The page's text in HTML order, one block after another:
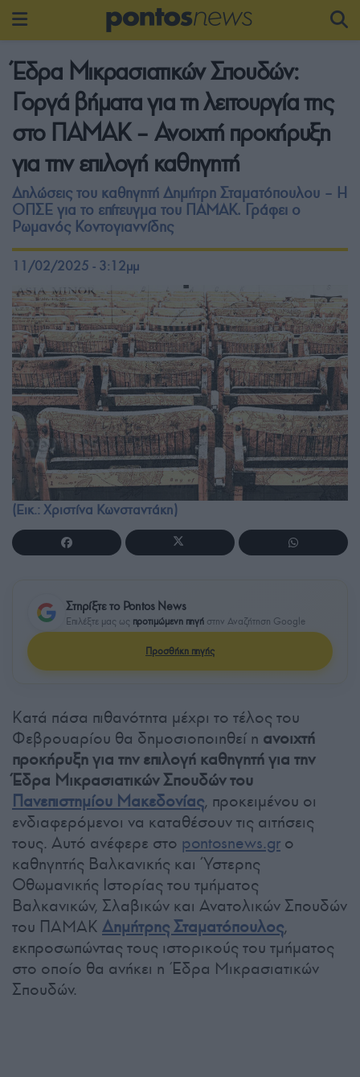
Έδρα Μικρασιατικών Σπουδών:
Γοργά βήματα για τη λειτουργία της
στο ΠΑΜΑΚ – Ανοιχτή προκήρυξη
για την επιλογή καθηγητή
Δηλώσεις του καθηγητή Δημήτρη Σταματόπουλου – Η
ΟΠΣΕ για το επίτευγμα του ΠΑΜΑΚ. Γράφει ο
Ρωμανός Κοντογιαννίδης
11/02/2025 - 3:12μμ
(Εικ.: Χριστίνα Κωνσταντάκη)
Στηρίξτε το Pontos News
Επιλέξτε μας ως προτιμώμενη πηγή στην Αναζήτηση Google
Προσθήκη πηγής
Κατά πάσα πιθανότητα μέχρι το τέλος του
Φεβρουαρίου θα δημοσιοποιηθεί η ανοιχτή
προκήρυξη για την επιλογή καθηγητή για την
Έδρα Μικρασιατικών Σπουδών του
Πανεπιστημίου Μακεδονίας, προκειμένου οι
ενδιαφερόμενοι να καταθέσουν τις αιτήσεις
τους. Αυτό ανέφερε στο pontosnews.gr ο
καθηγητής Βαλκανικής και Ύστερης
Οθωμανικής Ιστορίας του τμήματος
Βαλκανικών, Σλαβικών και Ανατολικών Σπουδών
του ΠΑΜΑΚ Δημήτρης Σταματόπουλος,
εκπροσωπώντας τους ιστορικούς του τμήματος
στο οποίο θα ανήκει η Έδρα Μικρασιατικών
Σπουδών.